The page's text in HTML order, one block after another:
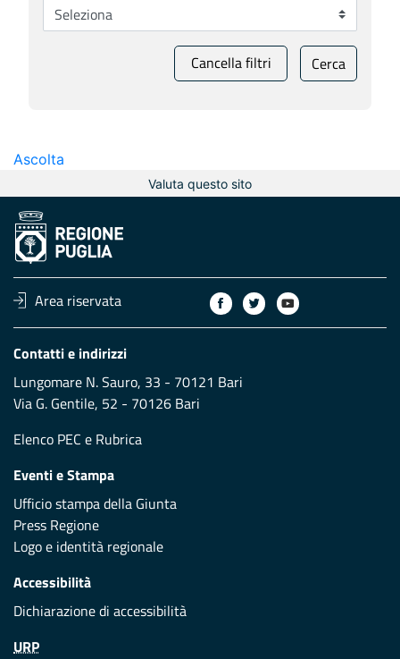
Cancella filtri Cerca
Ascolta
Valuta questo sito
Area riservata
Contatti e indirizzi
Lungomare N. Sauro, 33 - 70121 Bari
Via G. Gentile, 52 - 70126 Bari
Elenco PEC e Rubrica
Eventi e Stampa
Ufficio stampa della Giunta
Press Regione
Logo e identità regionale
Accessibilità
Dichiarazione di accessibilità
URP